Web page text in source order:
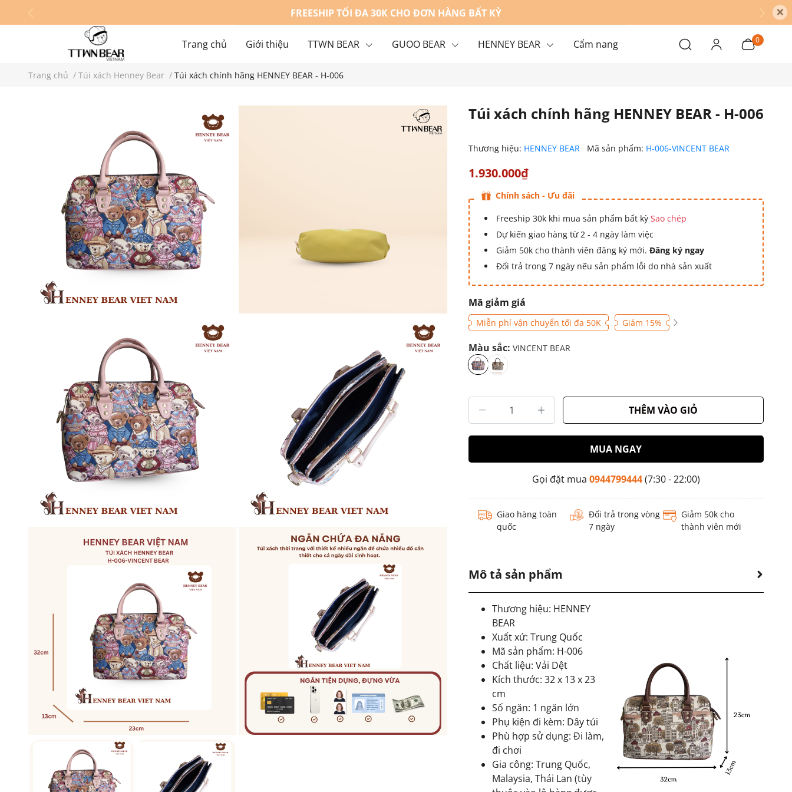
FREESHIP TỐI ĐA 30K CHO ĐƠN HÀNG BẤT KỲ ×
Trang chủ Giới thiệu TTWN BEAR GUOO BEAR HENNEY BEAR Cẩm nang
Hệ thống cửa hàng
0
Trang chủ / Túi xách Henney Bear / Túi xách chính hãng HENNEY BEAR - H-006
Túi xách chính hãng HENNEY BEAR - H-006
Thương hiệu: HENNEY BEAR Mã sản phẩm: H-006-VINCENT BEAR
1.930.000₫
Chính sách - Ưu đãi
Freeship 30k khi mua sản phẩm bất kỳ Sao chép
Dự kiến giao hàng từ 2 - 4 ngày làm việc
Giảm 50k cho thành viên đăng ký mới. Đăng ký ngay
Đổi trả trong 7 ngày nếu sản phẩm lỗi do nhà sản xuất
Mã giảm giá
Miễn phí vận chuyển tối đa 50K Giảm 15%
Màu sắc: VINCENT BEAR
THÊM VÀO GIỎ
MUA NGAY
Gọi đặt mua 0944799444(7:30 - 22:00)
Giao hàng toàn
quốc
Đổi trả trong vòng
7 ngày
Giảm 50k cho
thành viên mới
Mô tả sản phẩm
Thương hiệu: HENNEY
BEAR
Xuất xứ: Trung Quốc
Mã sản phẩm: H-006
Chất liệu: Vải Dệt
Kích thước: 32 x 13 x 23
cm
Số ngăn: 1 ngăn lớn
Phụ kiện đi kèm: Dây túi
Phù hợp sử dụng: Đi làm,
đi chơi
Gia công: Trung Quốc,
Malaysia, Thái Lan (tùy